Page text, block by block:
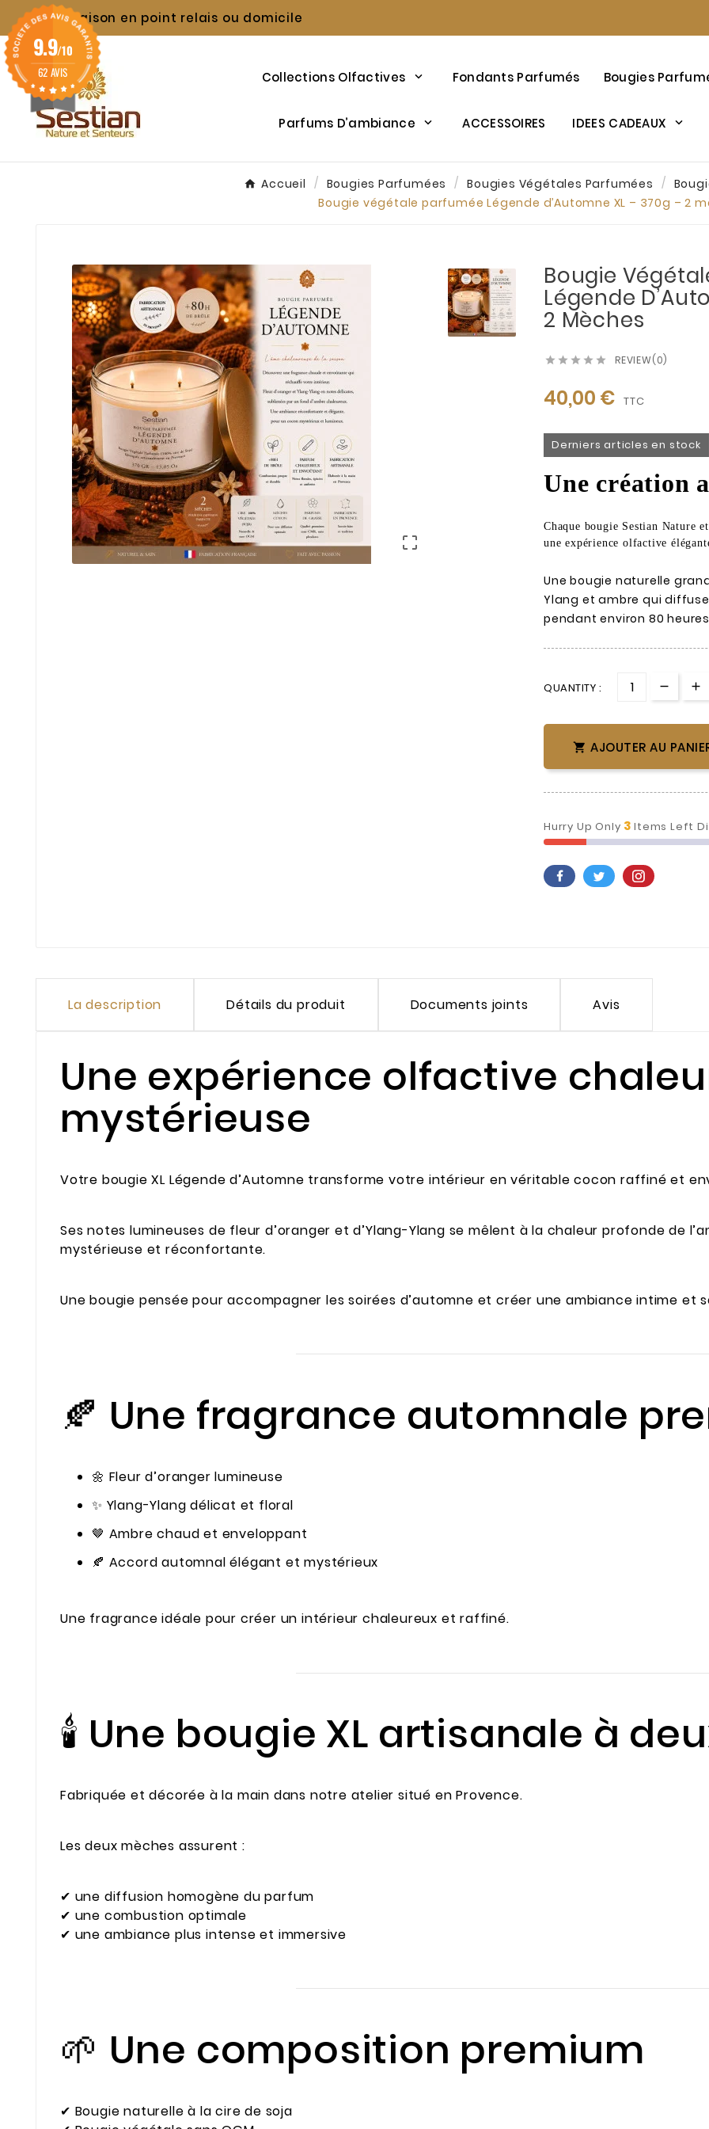
 Livraison en point relais ou domicile
Collections Olfactives Fondants Parfumés Bougies
Parfums D’ambiance ACCESSOIRES IDEES CADEAUX
Accueil Bougies Parfumées Bougies Végétales Parfumées
Bougie végétale parfumée Légende d’Automne XL – 370g – 2

Bougie
Légende
2 Mèches
     REVIEW(0)
40,00 € TTC
Derniers articles en stock
Une création
Chaque bougie Sestian Nature
une expérience olfactive
Une bougie naturelle
Ylang et ambre qui
pendant environ 80
QUANTITY :
 AJOUTER AU
Hurry Up Only 3Items Left
La description Détails du produit Documents joints Avis
Une expérience olfactive
mystérieuse
Votre bougie XL Légende d’Automne transforme votre intérieur en véritable cocon raffiné et
Ses notes lumineuses de fleur d’oranger et d’Ylang-Ylang se mêlent à la chaleur profonde de
mystérieuse et réconfortante.
Une bougie pensée pour accompagner les soirées d’automne et créer une ambiance intime et
🍂 Une fragrance automnale
🌼 Fleur d’oranger lumineuse
✨ Ylang-Ylang délicat et floral
🤎 Ambre chaud et enveloppant
🍂 Accord automnal élégant et mystérieux
Une fragrance idéale pour créer un intérieur chaleureux et raffiné.
🕯️ Une bougie XL artisanale à
Fabriquée et décorée à la main dans notre atelier situé en Provence.
Les deux mèches assurent :
✔ une diffusion homogène du parfum
✔ une combustion optimale
✔ une ambiance plus intense et immersive
🌱 Une composition premium
✔ Bougie naturelle à la cire de soja
9.9/10
62 AVIS